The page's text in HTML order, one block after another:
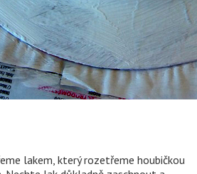
lakem, který rozetřeme houbičkou